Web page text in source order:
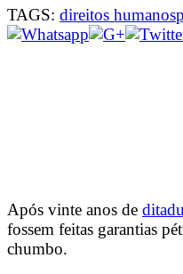
TAGS: direitos humanos
Após vinte anos de
fossem feitas garantias
chumbo.